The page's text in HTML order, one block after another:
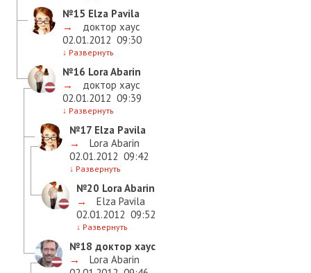
№15 Elza Pavila
→
доктор хаус
02.01.2012 09:30
↓ Развернуть
№16 Lora Abarin
→
доктор хаус
02.01.2012 09:39
↓ Развернуть
№17 Elza Pavila
→
Lora Abarin
02.01.2012 09:42
↓ Развернуть
№20 Lora Abarin
→
Elza Pavila
02.01.2012 09:52
↓ Развернуть
№18 доктор хаус
→
Lora Abarin